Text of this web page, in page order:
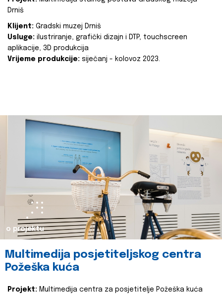
Drniš
Klijent: Gradski muzej Drniš
Usluge: ilustriranje, grafički dizajn i DTP, touchscreen
aplikacije, 3D produkcija
Vrijeme produkcije: siječanj - kolovoz 2023.
o projektu
Multimedija posjetiteljskog centra
Požeška kuća
Projekt: Multimedija centra za posjetitelje Požeška kuća